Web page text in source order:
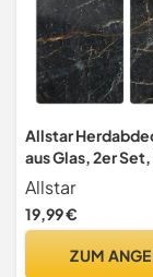
Allstar
aus Glas, 2er
Glaskeramik- und
Herdabdeckung,
Spritzschutz für
Allstar
19,99 €
ZUM